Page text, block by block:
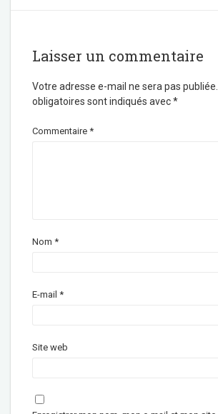
Laisser un commentaire
Votre adresse e-mail ne sera pas publiée.
obligatoires sont indiqués avec*
Commentaire *
Nom *
E-mail *
Site web